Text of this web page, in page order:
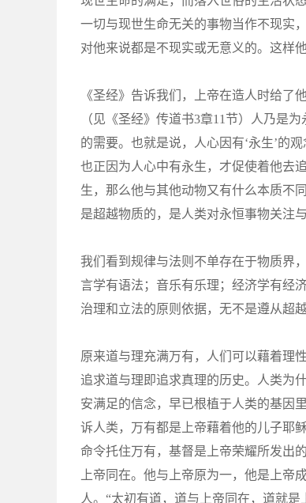
一切与现世生命无关的事物当作不现实
对他来说都是不现实或无意义的。这样
《圣经》告诉我们，上帝在造人时给了
（见《圣经》传道书3章11节）人乃是
的需要。也就是说，人心因有‘永生’的
也正因为人心中有永生，才促使着他去
生，那么他与其他动物又有什么本质不
是超越物质的，是人类对永恒事物关注
我们看到规律与法则不单存在于物质界
言学有语法；音乐有乐理；经济学有经
治理和立法的原则依据，无不是遵从超
原来道与理充满万有，人们可以藉着理
追求道与理即追求真理的历史。人类为
安满足的信念，早已根植于人类的基因
诉人类，万有都是上帝藉着他的儿子耶
命令托住万有，基督是上帝荣耀所发出
上帝同在。他与上帝原为一，他是上帝
人。“太初有道，道与上帝同在，道就是